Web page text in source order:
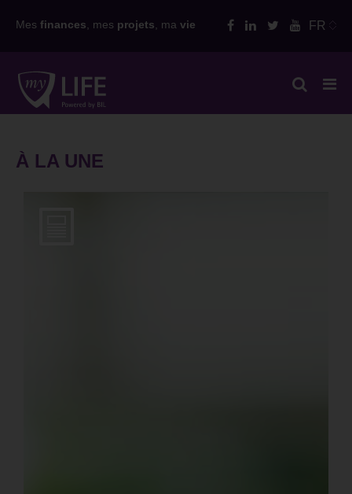
to
Mes finances , mes projets , ma vie FR
À LA UNE